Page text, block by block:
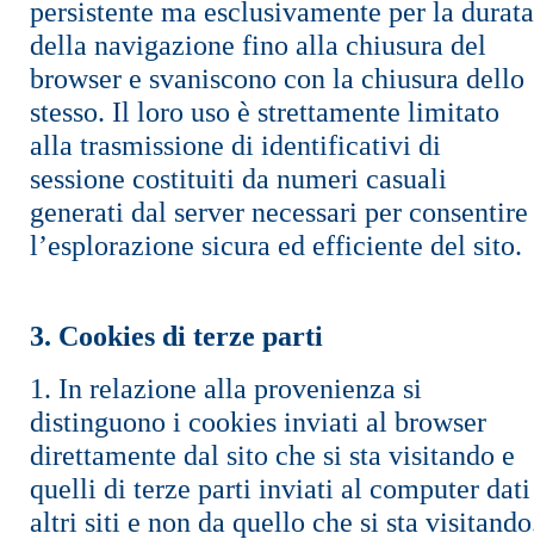
persistente ma esclusivamente per la durata
della navigazione fino alla chiusura del
browser e svaniscono con la chiusura dello
stesso. Il loro uso è strettamente limitato
alla trasmissione di identificativi di
sessione costituiti da numeri casuali
generati dal server necessari per consentire
l’esplorazione sicura ed efficiente del sito.
3. Cookies di terze parti
1. In relazione alla provenienza si
distinguono i cookies inviati al browser
direttamente dal sito che si sta visitando e
quelli di terze parti inviati al computer dati
altri siti e non da quello che si sta